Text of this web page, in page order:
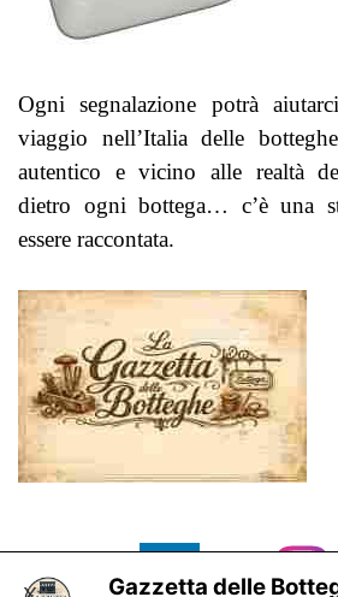
Ogni segnalazione potrà
viaggio nell’Italia delle
autentico e vicino alle realtà
dietro ogni bottega… c’è una
essere raccontata.
Gazzetta delle